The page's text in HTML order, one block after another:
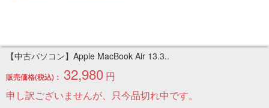
【中古パソコン】Apple MacBook Air 13.3..
販売価格(税込)： 32,980 円
申し訳ございませんが、只今品切れ中です。
ご利用のご案内
◆レンタル商品について